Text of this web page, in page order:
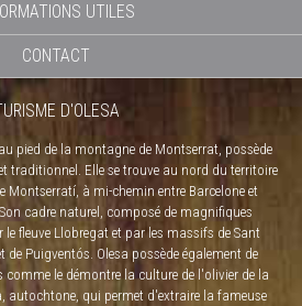
UTILES
CONTACT
D'OLESA
pied de la montagne de Montserrat, possède
traditionnel. Elle se trouve au nord du territoire
Montserratí, à mi-chemin entre Barcelone et
cadre naturel, composé de magnifiques
fleuve Llobregat et par les massifs de Sant
de Puigventós. Olesa possède également de
le démontre la culture de l'olivier de la
autochtone, qui permet d'extraire la fameuse